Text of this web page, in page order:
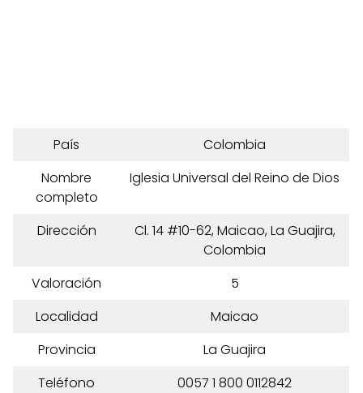
País
Colombia
Nombre
completo
Iglesia Universal del Reino de Dios
Dirección
Cl. 14 #10-62, Maicao, La Guajira,
Colombia
Valoración
5
Localidad
Maicao
Provincia
La Guajira
Teléfono
0057 1 800 0112842